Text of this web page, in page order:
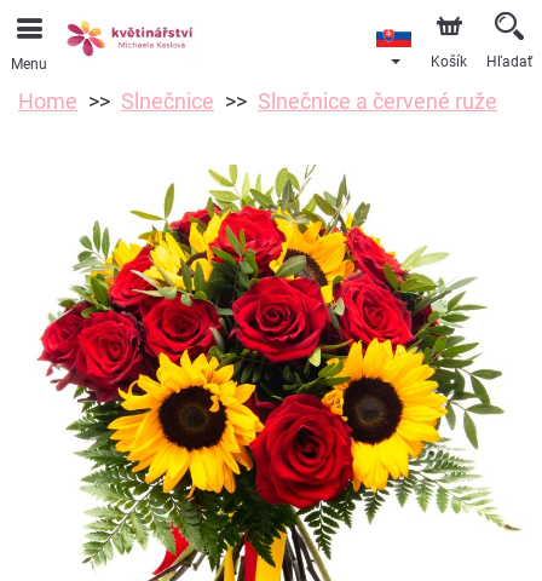
Menu Košík Hľadať
Home Slnečnice Slnečnice a červené ruže